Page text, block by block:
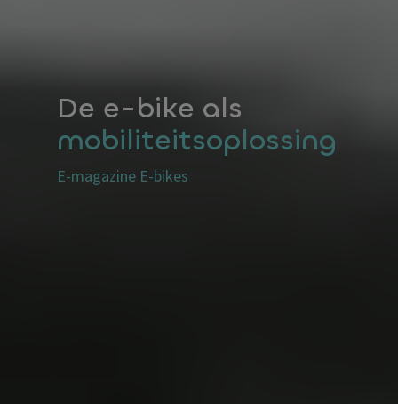
De e-bike als
mobiliteitsoplossing
E-magazine E-bikes